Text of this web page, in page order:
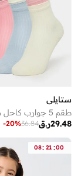
ستايلي
طقم 5 جوارب كاحل مضلعة
ر.ق29.48
36.84
-20%
08: 21 :00